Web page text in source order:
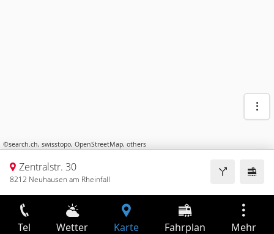
©search.ch, swisstopo, OpenStreetMap, others
Zentralstr. 30
8212 Neuhausen am Rheinfall
Tel Wetter Karte Fahrplan Mehr